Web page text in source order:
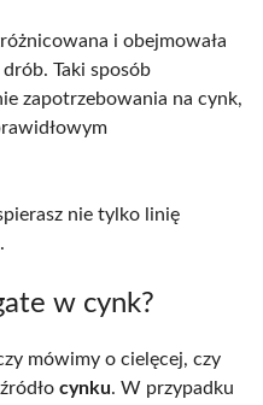
i obejmowała
Taki sposób
zapotrzebowania na cynk,
nie tylko linię
w cynk?
mówimy o cielęcej, czy
cynku. W przypadku